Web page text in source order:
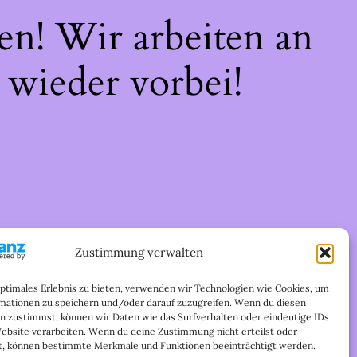
Zustimmung verwalten
Erlebnis zu bieten, verwenden wir Technologien wie Cookies, um
zu speichern und/oder darauf zuzugreifen. Wenn du diesen
zustimmst, können wir Daten wie das Surfverhalten oder eindeutige IDs
verarbeiten. Wenn du deine Zustimmung nicht erteilst oder
können bestimmte Merkmale und Funktionen beeinträchtigt werden.
Wir arbeiten an
vorbei!